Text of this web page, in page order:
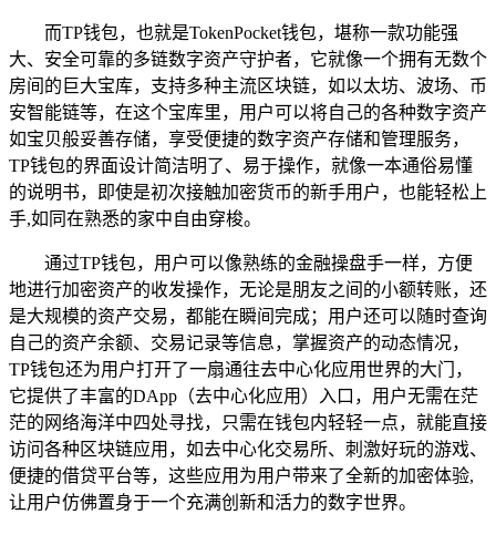
而TP钱包，也就是TokenPocket钱包，堪称一款功能强
大、安全可靠的多链数字资产守护者，它就像一个拥有无数个
房间的巨大宝库，支持多种主流区块链，如以太坊、波场、币
安智能链等，在这个宝库里，用户可以将自己的各种数字资产
如宝贝般妥善存储，享受便捷的数字资产存储和管理服务，
TP钱包的界面设计简洁明了、易于操作，就像一本通俗易懂
的说明书，即使是初次接触加密货币的新手用户，也能轻松上
手,如同在熟悉的家中自由穿梭。
通过TP钱包，用户可以像熟练的金融操盘手一样，方便
地进行加密资产的收发操作，无论是朋友之间的小额转账，还
是大规模的资产交易，都能在瞬间完成；用户还可以随时查询
自己的资产余额、交易记录等信息，掌握资产的动态情况，
TP钱包还为用户打开了一扇通往去中心化应用世界的大门，
它提供了丰富的DApp（去中心化应用）入口，用户无需在茫
茫的网络海洋中四处寻找，只需在钱包内轻轻一点，就能直接
访问各种区块链应用，如去中心化交易所、刺激好玩的游戏、
便捷的借贷平台等，这些应用为用户带来了全新的加密体验,
让用户仿佛置身于一个充满创新和活力的数字世界。